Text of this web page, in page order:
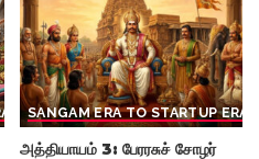
SANGAM ERA TO STARTUP ERA
அத்தியாயம் 3: பேரரசுச் சோழர்